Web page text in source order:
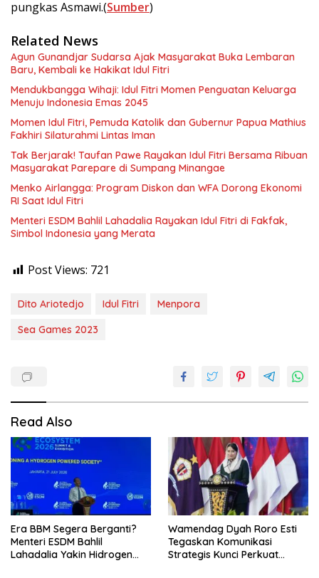
pungkas Asmawi.(Sumber)
Related News
Agun Gunandjar Sudarsa Ajak Masyarakat Buka Lembaran
Baru, Kembali ke Hakikat Idul Fitri
Mendukbangga Wihaji: Idul Fitri Momen Penguatan Keluarga
Menuju Indonesia Emas 2045
Momen Idul Fitri, Pemuda Katolik dan Gubernur Papua Mathius
Fakhiri Silaturahmi Lintas Iman
Tak Berjarak! Taufan Pawe Rayakan Idul Fitri Bersama Ribuan
Masyarakat Parepare di Sumpang Minangae
Menko Airlangga: Program Diskon dan WFA Dorong Ekonomi
RI Saat Idul Fitri
Menteri ESDM Bahlil Lahadalia Rayakan Idul Fitri di Fakfak,
Simbol Indonesia yang Merata
Post Views: 721
Dito Ariotedjo Idul Fitri
Menpora
Sea Games 2023
Read Also
Era BBM Segera Berganti?
Menteri ESDM Bahlil
Lahadalia Yakin Hidrogen
Wamendag Dyah Roro Esti
Tegaskan Komunikasi
Strategis Kunci Perkuat